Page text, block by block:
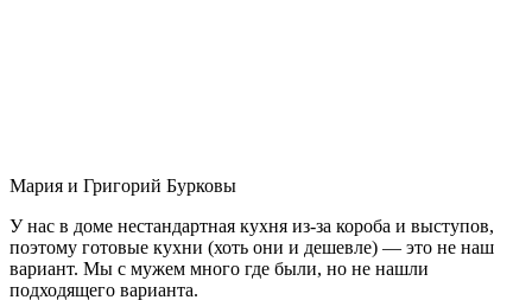
Мария и Григорий Бурковы
У нас в доме нестандартная кухня из-за короба и выступов,
поэтому готовые кухни (хоть они и дешевле) — это не наш
вариант. Мы с мужем много где были, но не нашли
подходящего варианта.